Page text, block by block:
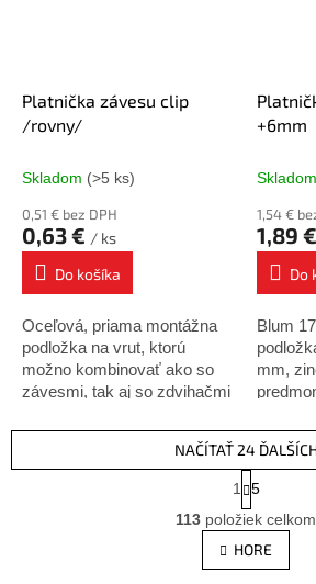
Platnička závesu clip
/rovny/
Skladom (>5 ks)
0,51 € bez DPH
0,63 € / ks
Do košíka
Oceľová, priama montážna
podložka na vrut, ktorú
možno kombinovať ako so
závesmi, tak aj so zdvihačmi
ramenami AVENTOS HF.
+6mm
Skladom
1,54 €
1,89 €
Do
Blum
mm,
vzd.,
O
v
l
á
NAČÍTAŤ 24
S
t
r
á
n
k
1
5
113 položiek celkom
HORE